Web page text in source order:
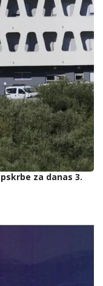
za danas 3.